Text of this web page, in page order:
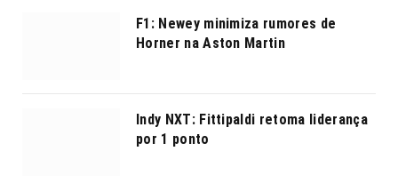
F1: Newey minimiza rumores de
Horner na Aston Martin
Indy NXT: Fittipaldi retoma liderança
por 1 ponto